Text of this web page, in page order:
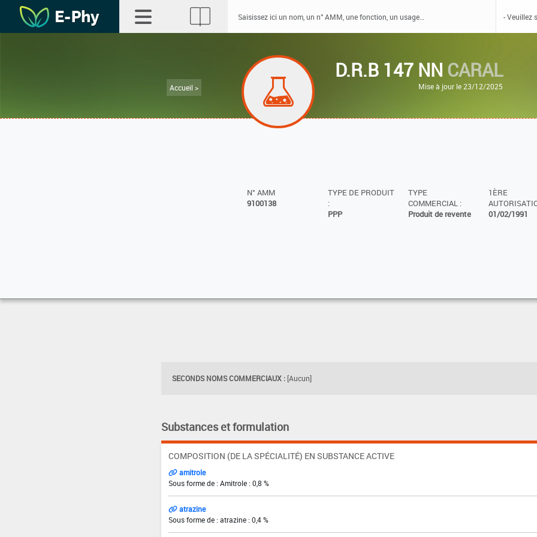
Accueil >
D.R.B 147 NN CARAL
Mise à jour le 23/12/2025
N° AMM
9100138
TYPE DE PRODUIT
:
PPP
TYPE
COMMERCIAL :
Produit de revente
1ÈRE
01/02/1991
SECONDS NOMS COMMERCIAUX : [Aucun]
Substances et formulation
COMPOSITION (DE LA SPÉCIALITÉ) EN SUBSTANCE ACTIVE
amitrole
Sous forme de : Amitrole : 0,8 %
atrazine
Sous forme de : atrazine : 0,4 %